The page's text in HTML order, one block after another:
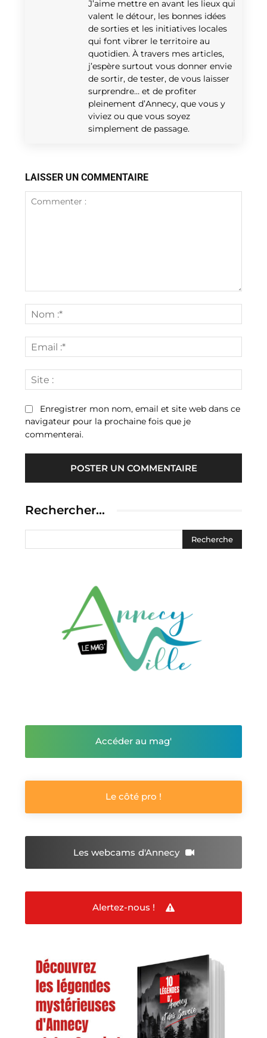
J’aime mettre en avant les lieux qui
valent le détour, les bonnes idées
de sorties et les initiatives locales
qui font vibrer le territoire au
quotidien. À travers mes articles,
j’espère surtout vous donner envie
de sortir, de tester, de vous laisser
surprendre… et de profiter
pleinement d’Annecy, que vous y
viviez ou que vous soyez
simplement de passage.
LAISSER UN COMMENTAIRE
:*
:*
:
Enregistrer mon nom, email et site web dans ce
navigateur pour la prochaine fois que je
commenterai.
Rechercher…
Accéder au mag'
Le côté pro !
Les webcams d'Annecy
Alertez-nous !